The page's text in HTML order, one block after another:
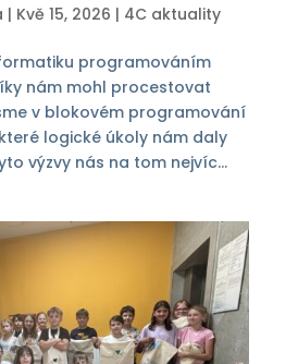
| Kvě 15, 2026 | 4C aktuality
programováním
nám mohl procestovat
v blokovém programování
logické úkoly nám daly
výzvy nás na tom nejvíc...